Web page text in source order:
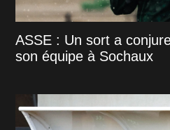
ASSE : Un sort a
son équipe à Sochaux